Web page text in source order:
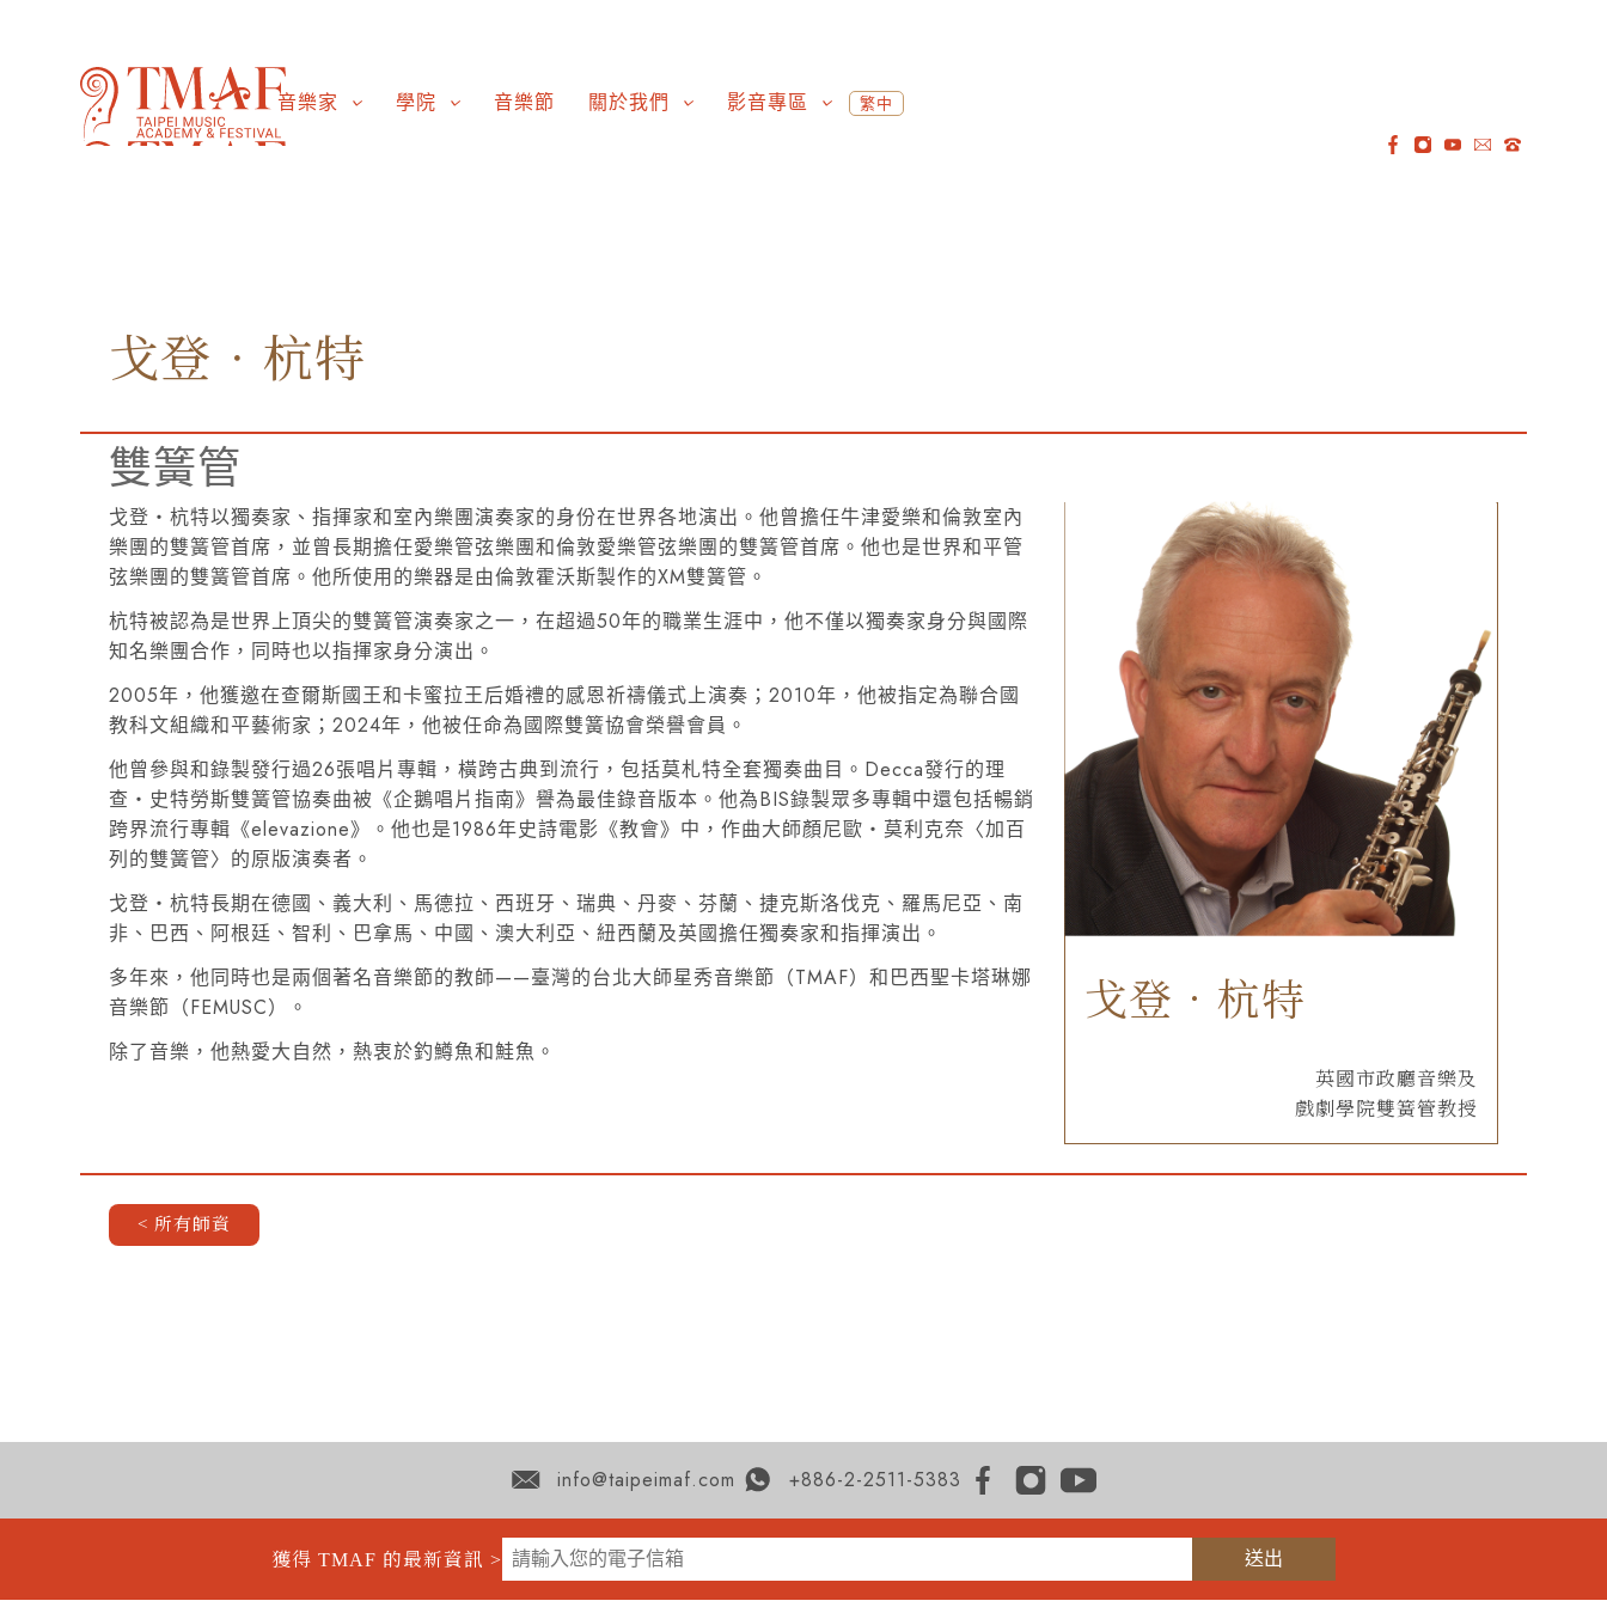
音樂家 學院 音樂節 關於我們 影音專區 繁中
戈登．杭特
雙簧管
戈登．杭特
英國市政廳音樂及
戲劇學院雙簧管教授
戈登‧杭特以獨奏家、指揮家和室內樂團演奏家的身份在世界各地演出。他曾擔任牛津愛樂和倫敦室內
樂團的雙簧管首席，並曾長期擔任愛樂管弦樂團和倫敦愛樂管弦樂團的雙簧管首席。他也是世界和平管
弦樂團的雙簧管首席。他所使用的樂器是由倫敦霍沃斯製作的XM雙簧管。
杭特被認為是世界上頂尖的雙簧管演奏家之一，在超過50年的職業生涯中，他不僅以獨奏家身分與國際
知名樂團合作，同時也以指揮家身分演出。
2005年，他獲邀在查爾斯國王和卡蜜拉王后婚禮的感恩祈禱儀式上演奏；2010年，他被指定為聯合國
教科文組織和平藝術家；2024年，他被任命為國際雙簧協會榮譽會員。
他曾參與和錄製發行過26張唱片專輯，橫跨古典到流行，包括莫札特全套獨奏曲目。Decca發行的理
查‧史特勞斯雙簧管協奏曲被《企鵝唱片指南》譽為最佳錄音版本。他為BIS錄製眾多專輯中還包括暢銷
跨界流行專輯《elevazione》。他也是1986年史詩電影《教會》中，作曲大師顏尼歐‧莫利克奈〈加百
列的雙簧管〉的原版演奏者。
戈登‧杭特長期在德國、義大利、馬德拉、西班牙、瑞典、丹麥、芬蘭、捷克斯洛伐克、羅馬尼亞、南
非、巴西、阿根廷、智利、巴拿馬、中國、澳大利亞、紐西蘭及英國擔任獨奏家和指揮演出。
多年來，他同時也是兩個著名音樂節的教師——臺灣的台北大師星秀音樂節（TMAF）和巴西聖卡塔琳娜
音樂節（FEMUSC）。
除了音樂，他熱愛大自然，熱衷於釣鱒魚和鮭魚。
< 所有師資
info@taipeimaf.com +886-2-2511-5383
獲得 TMAF 的最新資訊 >